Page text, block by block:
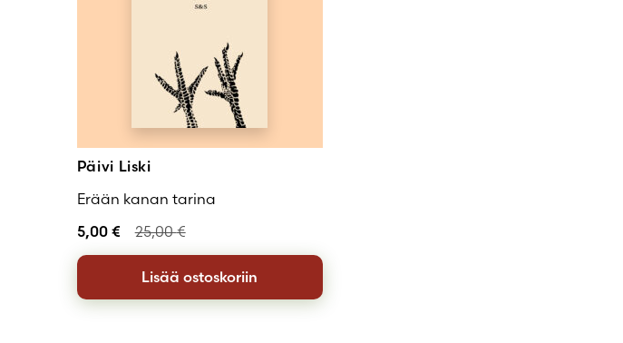
Päivi Liski
Erään kanan tarina
5,00 € 25,00€
Lisää ostoskoriin